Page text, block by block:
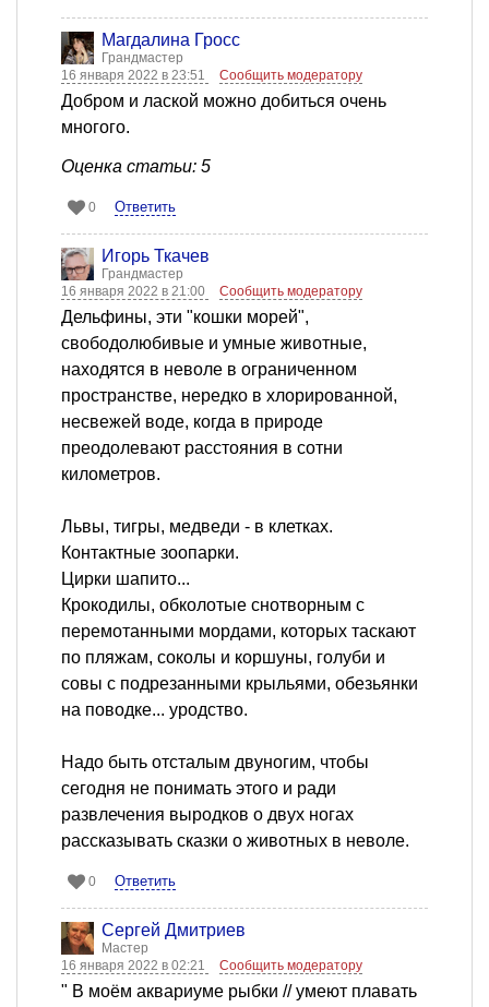
Магдалина Гросс
Грандмастер
16 января 2022 в 23:51
Сообщить модератору
Добром и лаской можно добиться очень
многого.
Оценка статьи: 5
0 Ответить
Игорь Ткачев
Грандмастер
16 января 2022 в 21:00
Сообщить модератору
Дельфины, эти "кошки морей",
свободолюбивые и умные животные,
находятся в неволе в ограниченном
пространстве, нередко в хлорированной,
несвежей воде, когда в природе
преодолевают расстояния в сотни
километров.
Львы, тигры, медведи - в клетках.
Контактные зоопарки.
Цирки шапито...
Крокодилы, обколотые снотворным с
перемотанными мордами, которых таскают
по пляжам, соколы и коршуны, голуби и
совы с подрезанными крыльями, обезьянки
на поводке... уродство.
Надо быть отсталым двуногим, чтобы
сегодня не понимать этого и ради
развлечения выродков о двух ногах
рассказывать сказки о животных в неволе.
0 Ответить
Сергей Дмитриев
Мастер
16 января 2022 в 02:21
Сообщить модератору
" В моём аквариуме рыбки // умеют плавать